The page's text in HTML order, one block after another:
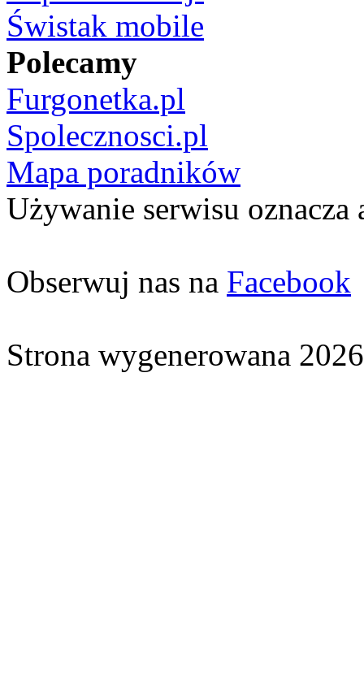
Świstak mobile
Polecamy
Furgonetka.pl
Spolecznosci.pl
Mapa poradników
Używanie serwisu oznacza
Obserwuj nas na Facebook
Strona wygenerowana